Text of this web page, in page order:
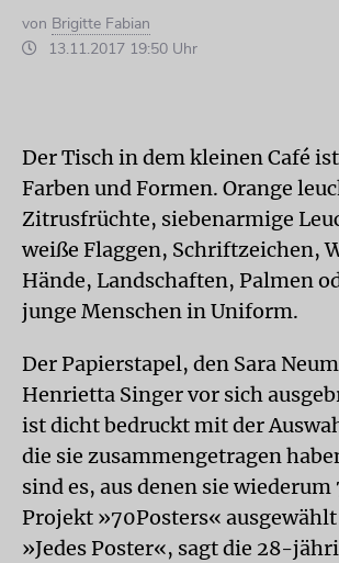
von Brigitte Fabian
13.11.2017 19:50 Uhr
Der Tisch in dem kleinen Café
Farben und Formen. Orange
Zitrusfrüchte, siebenarmige
weiße Flaggen, Schriftzeichen,
Hände, Landschaften, Palmen
junge Menschen in Uniform.
Der Papierstapel, den Sara
Henrietta Singer vor sich
ist dicht bedruckt mit der
die sie zusammengetragen
sind es, aus denen sie
Projekt »70Posters«
»Jedes Poster«, sagt die 28-